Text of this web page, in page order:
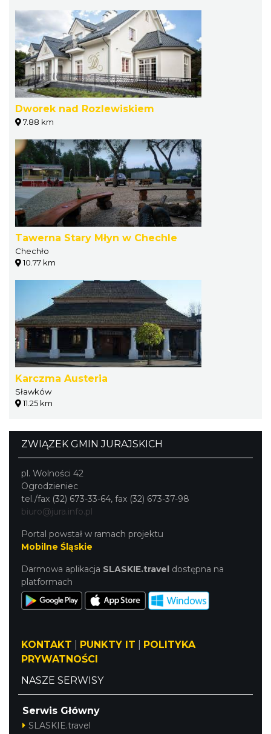
Dworek nad Rozlewiskiem
7.88 km
Tawerna Stary Młyn w Chechle
Chechło
10.77 km
Karczma Austeria
Sławków
11.25 km
ZWIĄZEK GMIN JURAJSKICH
pl. Wolności 42
Ogrodzieniec
tel./fax (32) 673-33-64, fax (32) 673-37-98
biuro@jura.info.pl
Portal powstał w ramach projektu
Mobilne Śląskie
Darmowa aplikacja SLASKIE.travel dostępna na
platformach
KONTAKT PUNKTY IT
POLITYKA
PRYWATNOŚCI
NASZE SERWISY
Serwis Główny
SLASKIE.travel